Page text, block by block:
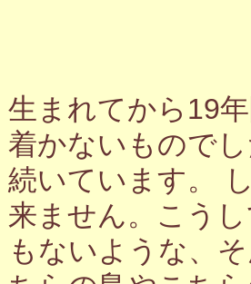
生まれてから19
着かないもので
続いています。
来ません。こう
もないような、